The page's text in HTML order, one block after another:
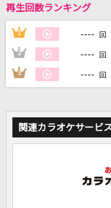
再生回数ランキング
1 ---- 回
2 ---- 回
3 ---- 回
関連カラオケサービ